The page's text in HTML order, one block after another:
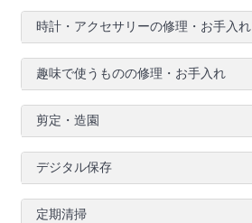
時計・アクセサリーの修理・お手入れ
趣味で使うものの修理・お手入れ
剪定・造園
デジタル保存
定期清掃